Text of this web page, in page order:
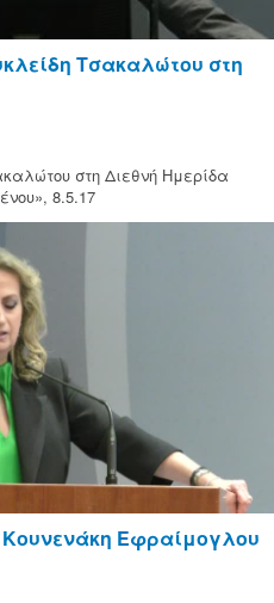
Τσακαλώτου στη
στη Διεθνή Ημερίδα
8.5.17
Εφραίμογλου